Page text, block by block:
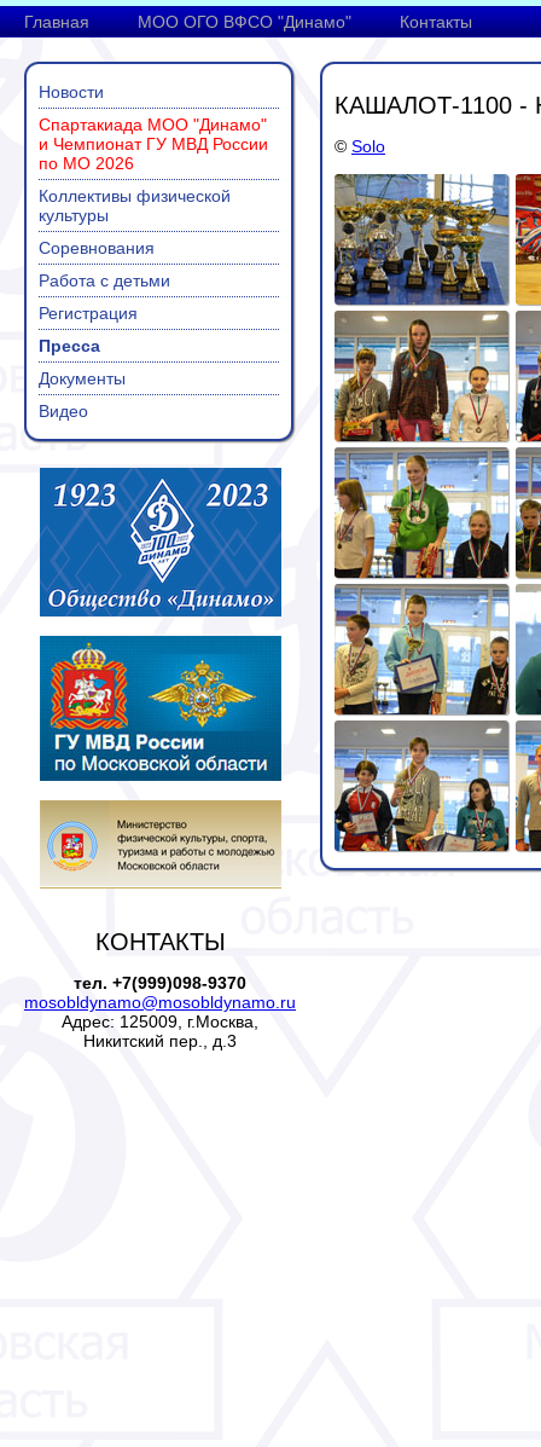
Главная МОО ОГО ВФСО "Динамо" Контакты
Новости
Спартакиада МОО "Динамо"
и Чемпионат ГУ МВД России
по МО 2026
Коллективы физической
культуры
Соревнования
Работа с детьми
Регистрация
Пресса
Документы
Видео
КОНТАКТЫ
тел. +7(999)098-9370
mosobldynamo@mosobldynamo.ru
Адрес: 125009, г.Москва,
Никитский пер., д.3
КАШАЛОТ-1100 -
© Solo